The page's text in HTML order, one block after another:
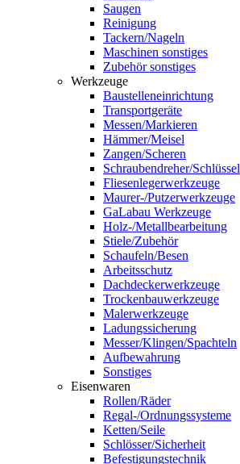
Saugen
Reinigung
Tackern/Nageln
Maschinen sonstiges
Zubehör sonstiges
Werkzeuge
Baustelleneinrichtung
Transportgeräte
Messen/Markieren
Hämmer/Meisel
Zangen/Scheren
Schraubendreher/Schlüssel
Fliesenlegerwerkzeuge
Maurer-/Putzerwerkzeuge
GaLabau Werkzeuge
Holz-/Metallbearbeitung
Stiele/Zubehör
Schaufeln/Besen
Arbeitsschutz
Dachdeckerwerkzeuge
Trockenbauwerkzeuge
Malerwerkzeuge
Ladungssicherung
Messer/Klingen/Spachteln
Aufbewahrung
Sonstiges
Eisenwaren
Rollen/Räder
Regal-/Ordnungssysteme
Ketten/Seile
Schlösser/Sicherheit
Befestigungstechnik